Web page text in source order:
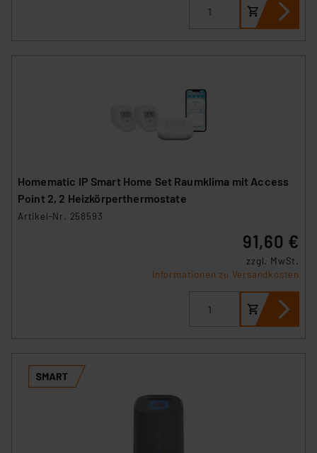
Homematic IP Smart Home Set Raumklima mit Access
Point 2, 2 Heizkörperthermostate
Artikel-Nr. 258593
91,60 €
zzgl. MwSt.
Informationen zu Versandkosten